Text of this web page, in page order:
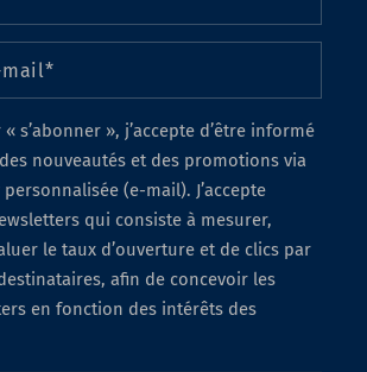
s’abonner », j’accepte d’être informé
nouveautés et des promotions via
(e-mail). J’accepte
qui consiste à mesurer,
le taux d’ouverture et de clics par
afin de concevoir les
en fonction des intérêts des